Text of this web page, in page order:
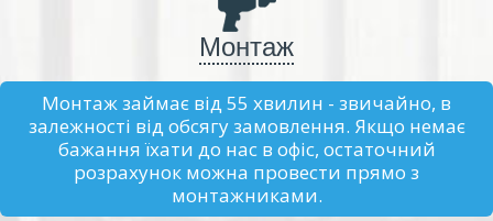
Монтаж
Монтаж займає від 55 хвилин - звичайно, в
залежності від обсягу замовлення. Якщо немає
бажання їхати до нас в офіс, остаточний
розрахунок можна провести прямо з
монтажниками.